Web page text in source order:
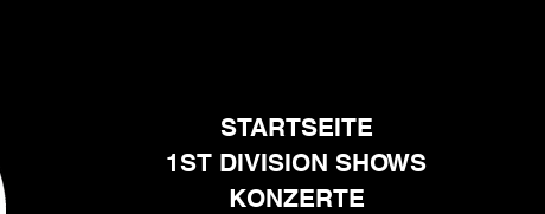
STARTSEITE
1ST DIVISION SHOWS
KONZERTE